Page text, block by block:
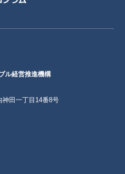
ル経営推進機構
田一丁目14番8号